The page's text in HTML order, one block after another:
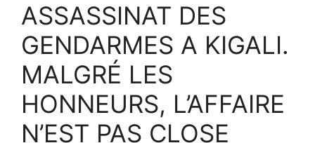
ASSASSINAT DES
GENDARMES A KIGALI.
MALGRÉ LES
HONNEURS, L’AFFAIRE
N’EST PAS CLOSE